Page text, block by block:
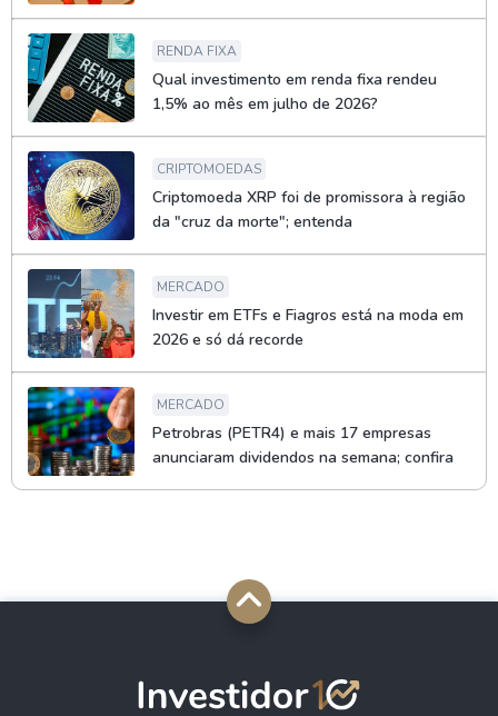
RENDA FIXA
Qual investimento em renda fixa rendeu
1,5% ao mês em julho de 2026?
CRIPTOMOEDAS
Criptomoeda XRP foi de promissora à região
da "cruz da morte"; entenda
MERCADO
Investir em ETFs e Fiagros está na moda em
2026 e só dá recorde
MERCADO
Petrobras (PETR4) e mais 17 empresas
anunciaram dividendos na semana; confira